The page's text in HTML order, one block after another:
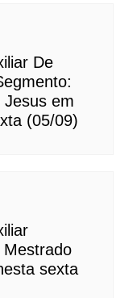
De
Jesus em
(05/09)
sexta